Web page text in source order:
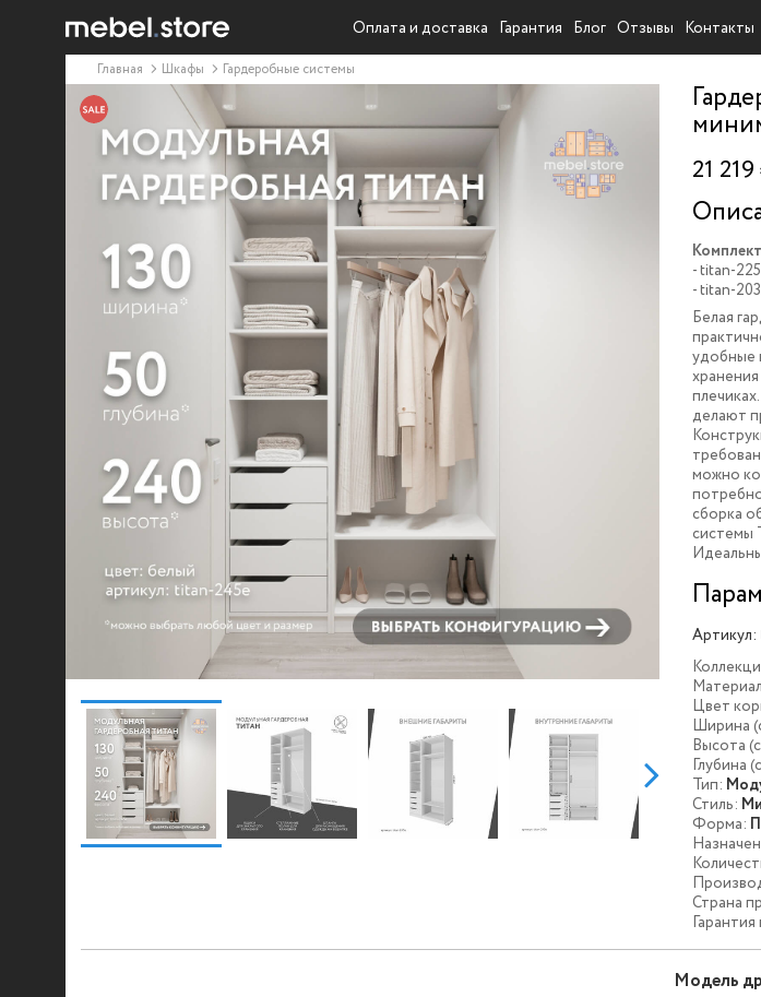
Оплата и доставка Гарантия Блог Отзывы Контакты
© 2021-2026 mebel.store
Главная Шкафы Гардеробные системы
21
- titan-
- titan-
Белая
удобные
делают
можно
сборка
системы
Артикул:
Цвет
Ширина
Высота
Глубина
Тип:
Стиль:
Форма:
Страна
Модель